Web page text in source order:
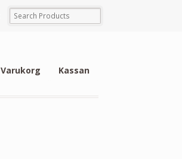
Varukorg Kassan